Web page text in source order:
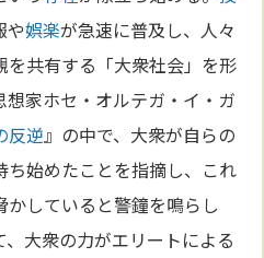
や娯楽が急速に普及し、人々
を共有する「大衆社会」を形
想家ホセ・オルテガ・イ・ガ
反逆』の中で、大衆が自らの
ち始めたことを指摘し、これ
していると警鐘を鳴らし
大衆の力がエリートによる